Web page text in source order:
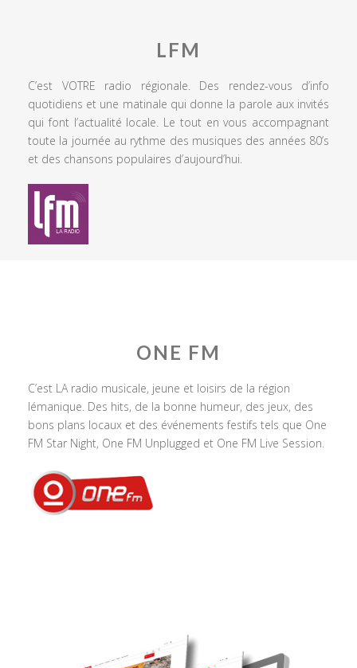
LFM
C’est VOTRE radio régionale. Des rendez-vous d’info
quotidiens et une matinale qui donne la parole aux invités
qui font l’actualité locale. Le tout en vous accompagnant
toute la journée au rythme des musiques des années 80’s
et des chansons populaires d’aujourd’hui.
ONE FM
C’est LA radio musicale, jeune et loisirs de la région
lémanique. Des hits, de la bonne humeur, des jeux, des
bons plans locaux et des événements festifs tels que One
FM Star Night, One FM Unplugged et One FM Live Session.